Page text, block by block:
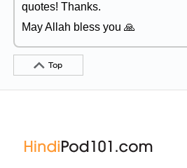
quotes! Thanks.
May Allah bless you 🙏
Top